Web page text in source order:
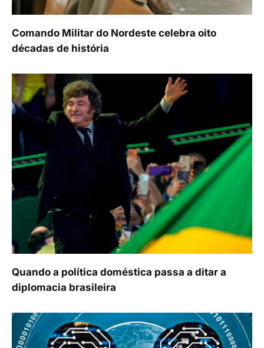
Comando Militar do Nordeste celebra oito
décadas de história
Quando a política doméstica passa a ditar a
diplomacia brasileira